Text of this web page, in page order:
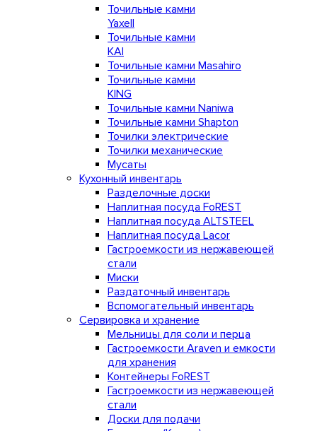
Точильные камни
Yaxell
Точильные камни
KAI
Точильные камни Masahiro
Точильные камни
KING
Точильные камни Naniwa
Точильные камни Shapton
Точилки электрические
Точилки механические
Мусаты
Кухонный инвентарь
Разделочные доски
Наплитная посуда FoREST
Наплитная посуда ALTSTEEL
Наплитная посуда Lacor
Гастроемкости из нержавеющей
стали
Миски
Раздаточный инвентарь
Вспомогательный инвентарь
Сервировка и хранение
Мельницы для соли и перца
Гастроемкости Araven и емкости
для хранения
Контейнеры FoREST
Гастроемкости из нержавеющей
стали
Доски для подачи